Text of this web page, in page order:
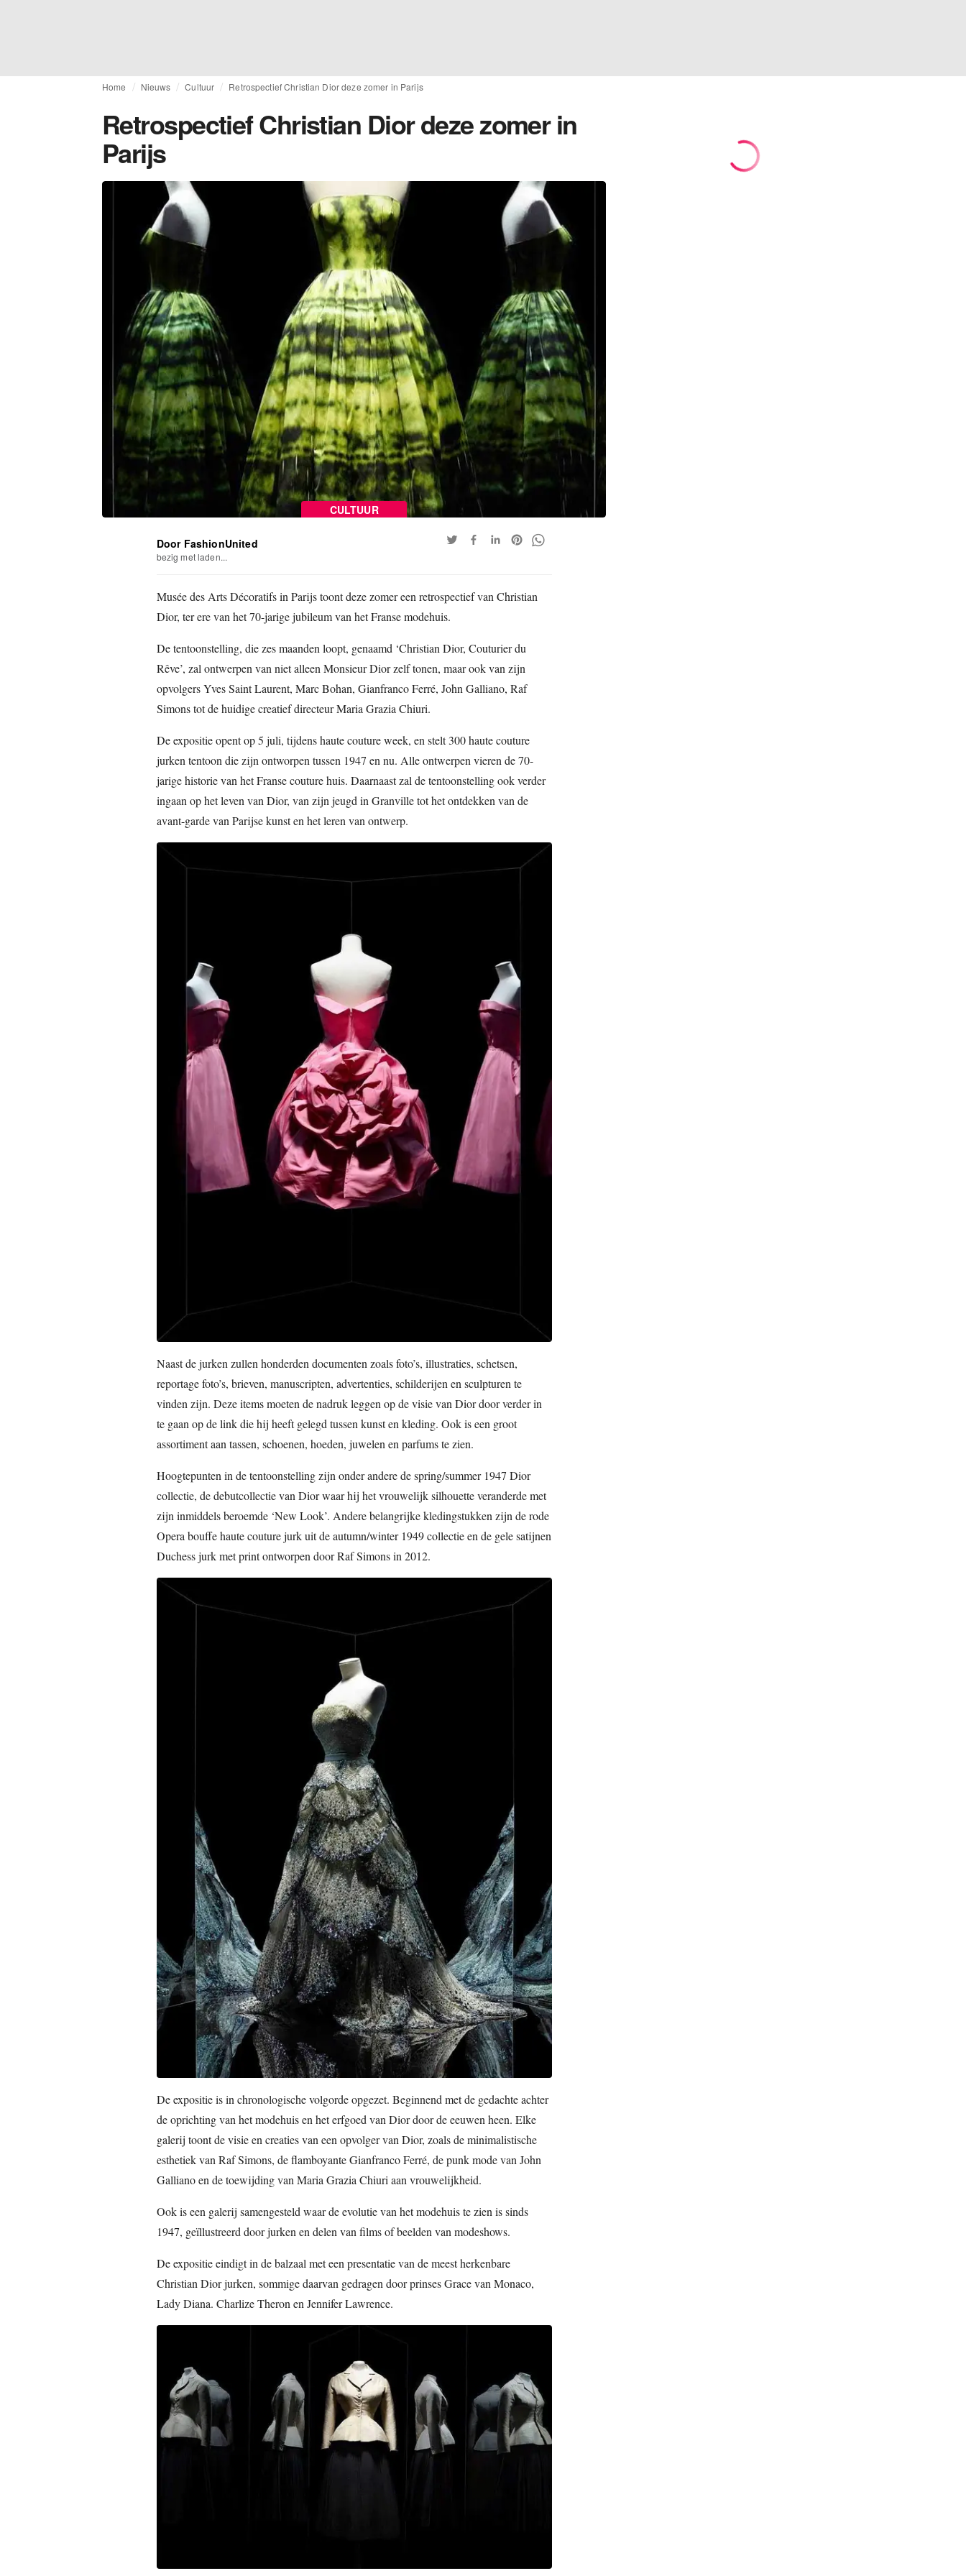
Home Nieuws Cultuur Retrospectief Christian Dior deze zomer in Parijs
Retrospectief Christian Dior deze zomer in
Parijs
CULTUUR
Door FashionUnited
bezig met laden...
Musée des Arts Décoratifs in Parijs toont deze zomer een retrospectief van Christian
Dior, ter ere van het 70-jarige jubileum van het Franse modehuis.
De tentoonstelling, die zes maanden loopt, genaamd ‘Christian Dior, Couturier du
Rêve’, zal ontwerpen van niet alleen Monsieur Dior zelf tonen, maar ook van zijn
opvolgers Yves Saint Laurent, Marc Bohan, Gianfranco Ferré, John Galliano, Raf
Simons tot de huidige creatief directeur Maria Grazia Chiuri.
De expositie opent op 5 juli, tijdens haute couture week, en stelt 300 haute couture
jurken tentoon die zijn ontworpen tussen 1947 en nu. Alle ontwerpen vieren de 70-
jarige historie van het Franse couture huis. Daarnaast zal de tentoonstelling ook verder
ingaan op het leven van Dior, van zijn jeugd in Granville tot het ontdekken van de
avant-garde van Parijse kunst en het leren van ontwerp.
Naast de jurken zullen honderden documenten zoals foto’s, illustraties, schetsen,
reportage foto’s, brieven, manuscripten, advertenties, schilderijen en sculpturen te
vinden zijn. Deze items moeten de nadruk leggen op de visie van Dior door verder in
te gaan op de link die hij heeft gelegd tussen kunst en kleding. Ook is een groot
assortiment aan tassen, schoenen, hoeden, juwelen en parfums te zien.
Hoogtepunten in de tentoonstelling zijn onder andere de spring/summer 1947 Dior
collectie, de debutcollectie van Dior waar hij het vrouwelijk silhouette veranderde met
zijn inmiddels beroemde ‘New Look’. Andere belangrijke kledingstukken zijn de rode
Opera bouffe haute couture jurk uit de autumn/winter 1949 collectie en de gele satijnen
Duchess jurk met print ontworpen door Raf Simons in 2012.
De expositie is in chronologische volgorde opgezet. Beginnend met de gedachte achter
de oprichting van het modehuis en het erfgoed van Dior door de eeuwen heen. Elke
galerij toont de visie en creaties van een opvolger van Dior, zoals de minimalistische
esthetiek van Raf Simons, de flamboyante Gianfranco Ferré, de punk mode van John
Galliano en de toewijding van Maria Grazia Chiuri aan vrouwelijkheid.
Ook is een galerij samengesteld waar de evolutie van het modehuis te zien is sinds
1947, geïllustreerd door jurken en delen van films of beelden van modeshows.
De expositie eindigt in de balzaal met een presentatie van de meest herkenbare
Christian Dior jurken, sommige daarvan gedragen door prinses Grace van Monaco,
Lady Diana. Charlize Theron en Jennifer Lawrence.